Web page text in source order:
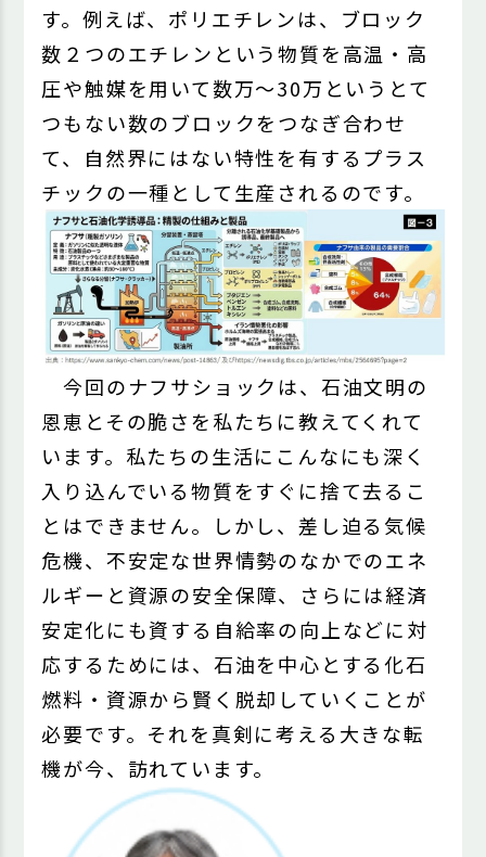
す。例えば、ポリエチレンは、ブロック
数２つのエチレンという物質を高温・高
圧や触媒を用いて数万～30万というとて
つもない数のブロックをつなぎ合わせ
て、自然界にはない特性を有するプラス
チックの一種として生産されるのです。
今回のナフサショックは、石油文明の
恩恵とその脆さを私たちに教えてくれて
います。私たちの生活にこんなにも深く
入り込んでいる物質をすぐに捨て去るこ
とはできません。しかし、差し迫る気候
危機、不安定な世界情勢のなかでのエネ
ルギーと資源の安全保障、さらには経済
安定化にも資する自給率の向上などに対
応するためには、石油を中心とする化石
燃料・資源から賢く脱却していくことが
必要です。それを真剣に考える大きな転
機が今、訪れています。